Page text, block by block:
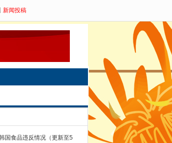
新闻投稿
国食品违反情况（更新至5